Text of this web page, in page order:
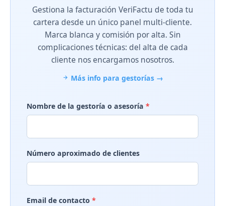
Gestiona la facturación VeriFactu de toda tu
cartera desde un único panel multi-cliente.
Marca blanca y comisión por alta. Sin
complicaciones técnicas: del alta de cada
cliente nos encargamos nosotros.
Más info para gestorías →
Nombre de la gestoría o asesoría *
Número aproximado de clientes
Email de contacto *